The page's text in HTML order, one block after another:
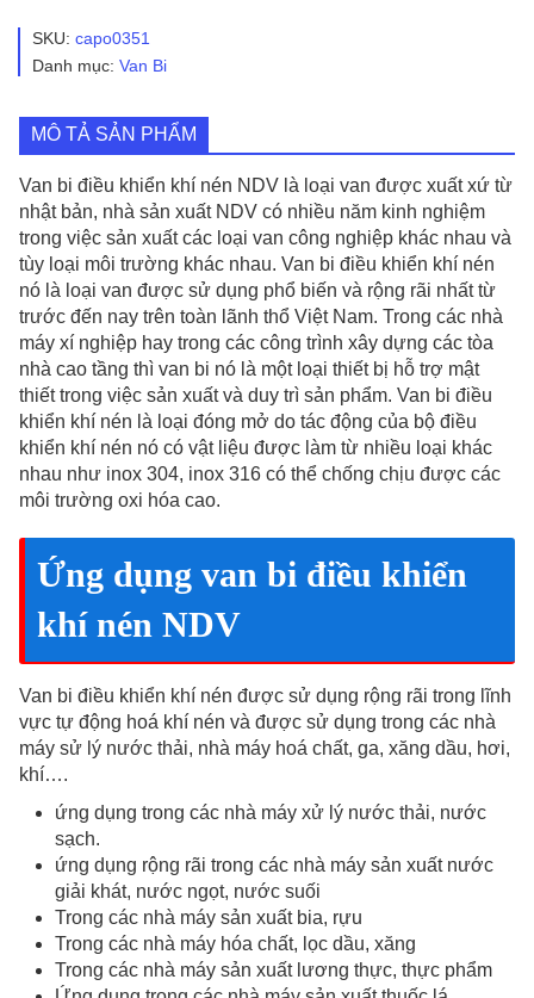
khiển
nén
số
lượng
SKU: capo0351
Danh mục: Van Bi
MÔ TẢ SẢN PHẨM
Van bi điều khiển khí nén NDV là loại van được xuất xứ từ
nhật bản, nhà sản xuất NDV có nhiều năm kinh nghiệm
trong việc sản xuất các loại van công nghiệp khác nhau và
tùy loại môi trường khác nhau. Van bi điều khiển khí nén
nó là loại van được sử dụng phổ biến và rộng rãi nhất từ
trước đến nay trên toàn lãnh thổ Việt Nam. Trong các nhà
máy xí nghiệp hay trong các công trình xây dựng các tòa
nhà cao tầng thì van bi nó là một loại thiết bị hỗ trợ mật
thiết trong việc sản xuất và duy trì sản phẩm. Van bi điều
khiển khí nén là loại đóng mở do tác động của bộ điều
khiển khí nén nó có vật liệu được làm từ nhiều loại khác
nhau như inox 304, inox 316 có thể chống chịu được các
môi trường oxi hóa cao.
Ứng dụng van bi điều khiển
khí nén NDV
Van bi điều khiển khí nén được sử dụng rộng rãi trong lĩnh
vực tự động hoá khí nén và được sử dụng trong các nhà
máy sử lý nước thải, nhà máy hoá chất, ga, xăng dầu, hơi,
khí….
ứng dụng trong các nhà máy xử lý nước thải, nước
sạch.
ứng dụng rộng rãi trong các nhà máy sản xuất nước
giải khát, nước ngọt, nước suối
Trong các nhà máy sản xuất bia, rựu
Trong các nhà máy hóa chất, lọc dầu, xăng
Trong các nhà máy sản xuất lương thực, thực phẩm